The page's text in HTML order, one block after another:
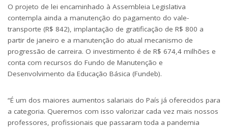
O projeto de lei encaminhado à Assembleia Legislativa
contempla ainda a manutenção do pagamento do vale-
transporte (R$ 842), implantação de gratificação de R$ 800 a
partir de janeiro e a manutenção do atual mecanismo de
progressão de carreira. O investimento é de R$ 674,4 milhões e
conta com recursos do Fundo de Manutenção e
Desenvolvimento da Educação Básica (Fundeb).
“É um dos maiores aumentos salariais do País já oferecidos para
a categoria. Queremos com isso valorizar cada vez mais nossos
professores, profissionais que passaram toda a pandemia